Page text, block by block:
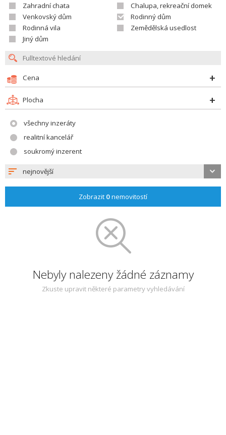
Zahradní chata
Chalupa, rekreační domek
Venkovský dům
Rodinný dům
Rodinná vila
Zemědělská usedlost
Jiný dům
Cena
Plocha
všechny inzeráty
realitní kancelář
soukromý inzerent
nejnovější
Zobrazit 0nemovitostí
Nebyly nalezeny žádné záznamy
Zkuste upravit některé parametry vyhledávání